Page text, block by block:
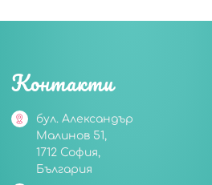
Контакти
бул. Александър
Малинов 51,
1712 София,
България